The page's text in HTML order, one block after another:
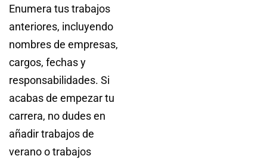
Enumera tus trabajos
anteriores, incluyendo
nombres de empresas,
cargos, fechas y
responsabilidades. Si
acabas de empezar tu
carrera, no dudes en
añadir trabajos de
verano o trabajos